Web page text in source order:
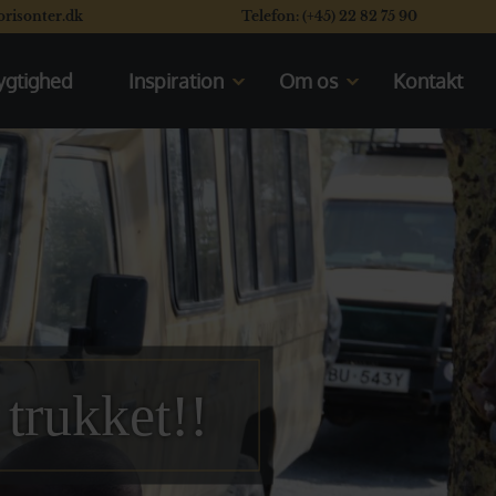
Telefon: (+45) 22 82 75 90
Inspiration
En typisk dag på safari
Om os
Vores rating system
Læs vores kunders flotte
Kontakt